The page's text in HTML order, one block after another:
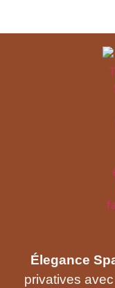
Élegance
privatives